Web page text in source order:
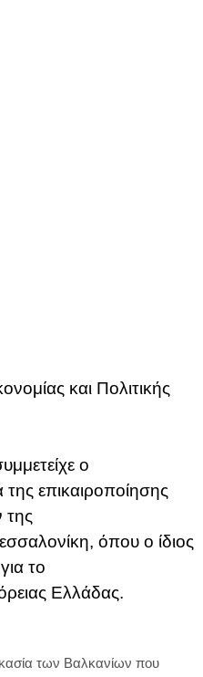
και Πολιτικής
ο
επικαιροποίησης
της
όπου ο ίδιος
το
Ελλάδας.
των Βαλκανίων που